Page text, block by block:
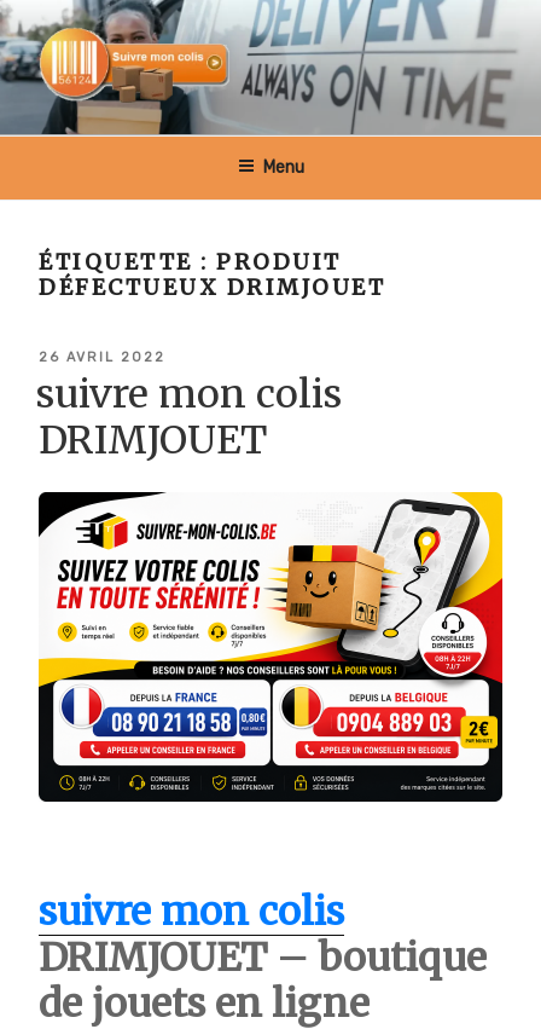
Aller
au
contenu
principal
SUIVRE MON COLIS BELGIQUE
Menu
ÉTIQUETTE :PRODUIT
DÉFECTUEUX DRIMJOUET
PUBLIÉ
26 AVRIL 2022
suivre mon colis
DRIMJOUET
suivre mon colis
DRIMJOUET – boutique
de jouets en ligne